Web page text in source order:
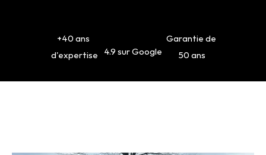
+40 ans
d'expertise
4.9 sur Google
Garantie de
50 ans